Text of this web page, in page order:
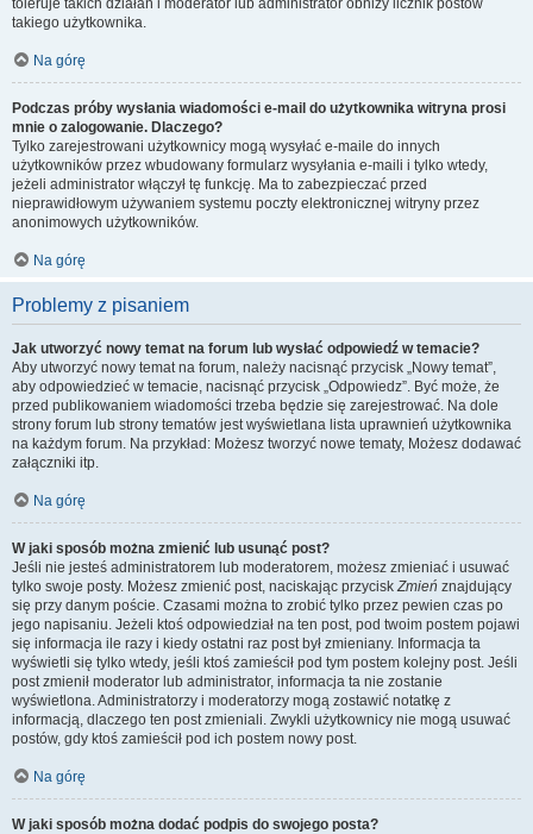
toleruje takich działań i moderator lub administrator obniży licznik postów
takiego użytkownika.
Na górę
Podczas próby wysłania wiadomości e-mail do użytkownika witryna prosi
mnie o zalogowanie. Dlaczego?
Tylko zarejestrowani użytkownicy mogą wysyłać e-maile do innych
użytkowników przez wbudowany formularz wysyłania e-maili i tylko wtedy,
jeżeli administrator włączył tę funkcję. Ma to zabezpieczać przed
nieprawidłowym używaniem systemu poczty elektronicznej witryny przez
anonimowych użytkowników.
Na górę
Problemy z pisaniem
Jak utworzyć nowy temat na forum lub wysłać odpowiedź w temacie?
Aby utworzyć nowy temat na forum, należy nacisnąć przycisk „Nowy temat”,
aby odpowiedzieć w temacie, nacisnąć przycisk „Odpowiedz”. Być może, że
przed publikowaniem wiadomości trzeba będzie się zarejestrować. Na dole
strony forum lub strony tematów jest wyświetlana lista uprawnień użytkownika
na każdym forum. Na przykład: Możesz tworzyć nowe tematy, Możesz dodawać
załączniki itp.
Na górę
W jaki sposób można zmienić lub usunąć post?
Jeśli nie jesteś administratorem lub moderatorem, możesz zmieniać i usuwać
tylko swoje posty. Możesz zmienić post, naciskając przyciskZmień znajdujący
się przy danym poście. Czasami można to zrobić tylko przez pewien czas po
jego napisaniu. Jeżeli ktoś odpowiedział na ten post, pod twoim postem pojawi
się informacja ile razy i kiedy ostatni raz post był zmieniany. Informacja ta
wyświetli się tylko wtedy, jeśli ktoś zamieścił pod tym postem kolejny post. Jeśli
post zmienił moderator lub administrator, informacja ta nie zostanie
wyświetlona. Administratorzy i moderatorzy mogą zostawić notatkę z
informacją, dlaczego ten post zmieniali. Zwykli użytkownicy nie mogą usuwać
postów, gdy ktoś zamieścił pod ich postem nowy post.
Na górę
W jaki sposób można dodać podpis do swojego posta?